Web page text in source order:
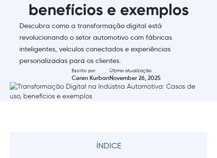
benefícios e exemplos
Descubra como a transformação digital está
revolucionando o setor automotivo com fábricas
inteligentes, veículos conectados e experiências
personalizadas para os clientes.
Escrito por
Ceren Kurban
Última atualização
November 26, 2025
ÍNDICE